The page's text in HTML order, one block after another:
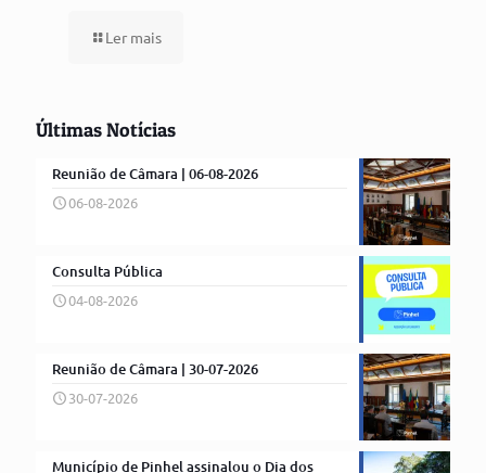
Ler mais
Últimas Notícias
Reunião de Câmara | 06-08-2026
06-08-2026
Consulta Pública
04-08-2026
Reunião de Câmara | 30-07-2026
30-07-2026
Município de Pinhel assinalou o Dia dos